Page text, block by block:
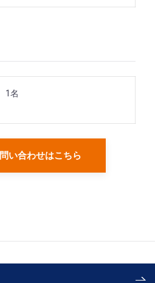
1名
い合わせはこちら